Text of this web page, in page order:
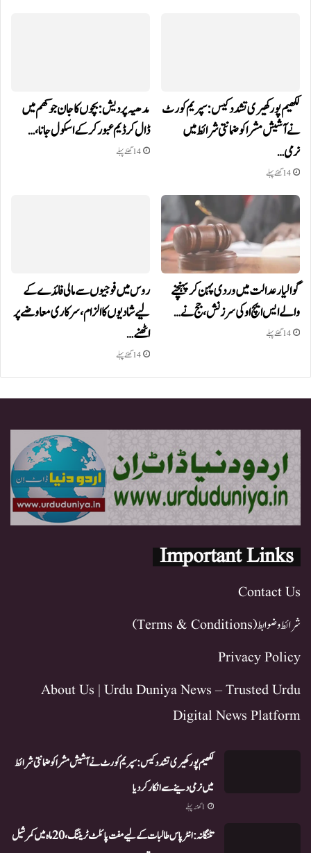
لکھیم پور کھیری تشدد کیس: سپریم کورٹ
نے آشیش مشرا کو ضمانتی شرائط میں
نرمی…
14 گھنٹے پہلے
مدھیہ پردیش: بچوں کا جان جوکھم میں
ڈال کر ڈیم عبور کر کے اسکول جانا،…
14 گھنٹے پہلے
گوالیار عدالت میں وردی پہن کر پہنچنے
والے ایس ایچ او کی سرزنش، جج نے…
14 گھنٹے پہلے
روس میں فوجیوں سے مالی فائدے کے
لیے شادیوں کا الزام، سرکاری معاوضے پر
اٹھنے…
14 گھنٹے پہلے
Important Links
Contact Us
شرائط و ضوابط (Terms & Conditions)
Privacy Policy
About Us | Urdu Duniya News – Trusted Urdu
Digital News Platform
لکھیم پور کھیری تشدد کیس: سپریم کورٹ نے آشیش مشرا کو ضمانتی شرائط
میں نرمی دینے سے انکار کر دیا
1 گھنٹہ پہلے
تلنگانہ: انٹر پاس طالبات کے لیے مفت پائلٹ ٹریننگ، 20 ماہ میں کمرشیل